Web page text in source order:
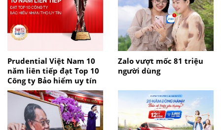
Prudential Việt Nam 10
năm liên tiếp đạt Top 10
Công ty Bảo hiểm uy tín
Zalo vượt mốc 81 triệu
người dùng